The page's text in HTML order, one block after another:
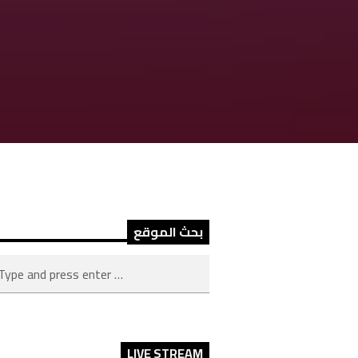
بحث الموقع